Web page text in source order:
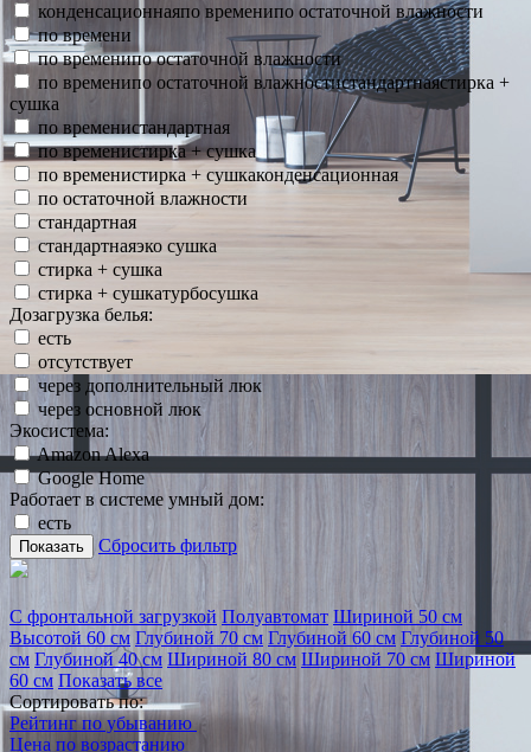
конденсационнаяпо временипо остаточной влажности
по времени
по временипо остаточной влажности
по временипо остаточной влажностистандартнаястирка +
сушка
по временистандартная
по временистирка + сушка
по временистирка + сушкаконденсационная
по остаточной влажности
стандартная
стандартнаяэко сушка
стирка + сушка
стирка + сушкатурбосушка
Дозагрузка белья:
есть
отсутствует
через дополнительный люк
через основной люк
Экосистема:
Amazon Alexa
Google Home
Работает в системе умный дом:
есть
Показать Сбросить фильтр
С фронтальной загрузкой Полуавтомат Шириной 50 см
Высотой 60 см Глубиной 70 см Глубиной 60 см Глубиной 50
см Глубиной 40 см Шириной 80 см Шириной 70 см Шириной
60 см Показать все
Сортировать по:
Рейтинг по убыванию
Цена по возрастанию